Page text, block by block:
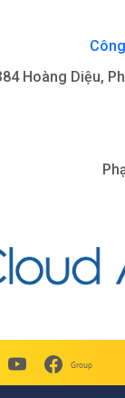
Hoàng Diệu,
Group